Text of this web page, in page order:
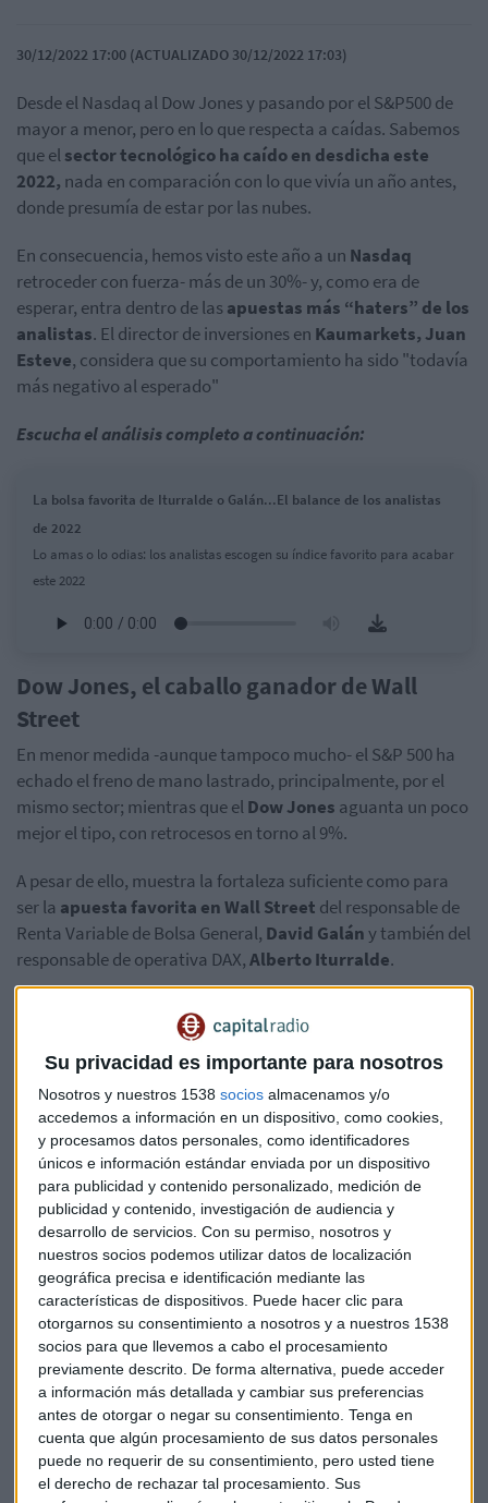
Su privacidad es importante para nosotros
Nosotros y nuestros 1538 socios almacenamos y/o
accedemos a información en un dispositivo, como cookies,
y procesamos datos personales, como identificadores
únicos e información estándar enviada por un dispositivo
para publicidad y contenido personalizado, medición de
publicidad y contenido, investigación de audiencia y
desarrollo de servicios. Con su permiso, nosotros y
nuestros socios podemos utilizar datos de localización
geográfica precisa e identificación mediante las
características de dispositivos. Puede hacer clic para
otorgarnos su consentimiento a nosotros y a nuestros 1538
socios para que llevemos a cabo el procesamiento
previamente descrito. De forma alternativa, puede acceder
a información más detallada y cambiar sus preferencias
antes de otorgar o negar su consentimiento. Tenga en
cuenta que algún procesamiento de sus datos personales
puede no requerir de su consentimiento, pero usted tiene
el derecho de rechazar tal procesamiento. Sus
30/12/2022 17:00 (ACTUALIZADO 30/12/2022 17:03)
Desde el Nasdaq al Dow Jones y pasando por el S&P500 de
mayor a menor, pero en lo que respecta a caídas. Sabemos
que elsector tecnológico ha caído en desdicha este
2022, nada en comparación con lo que vivía un año antes,
donde presumía de estar por las nubes.
En consecuencia, hemos visto este año a un Nasdaq
retroceder con fuerza- más de un 30%- y, como era de
esperar, entra dentro de lasapuestas más “haters” de los
analistas. El director de inversiones en Kaumarkets, Juan
Esteve, considera que su comportamiento ha sido "todavía
más negativo al esperado"
Escucha el análisis completo a continuación:
La bolsa favorita de Iturralde o Galán...El balance de los analistas
de 2022
Lo amas o lo odias: los analistas escogen su índice favorito para acabar
este 2022
Dow Jones, el caballo ganador de Wall
Street
En menor medida -aunque tampoco mucho- el S&P 500 ha
echado el freno de mano lastrado, principalmente, por el
mismo sector; mientras que elDow Jones aguanta un poco
mejor el tipo, con retrocesos en torno al 9%.
A pesar de ello, muestra la fortaleza suficiente como para
ser la apuesta favorita en Wall Street del responsable de
Renta Variable de Bolsa General, David Galány también del
responsable de operativa DAX,Alberto Iturralde.
"Junto al DAX en Europa, el
más ha subido con el rebote de octubre
Iturralde.
Wall Street ha cerrado su peor año bursátil desde 2008
con la crisis de Lehman Brothers.
Mirabaud: "Entrar en Acciona Energía por su
matriz es mucho más barato"